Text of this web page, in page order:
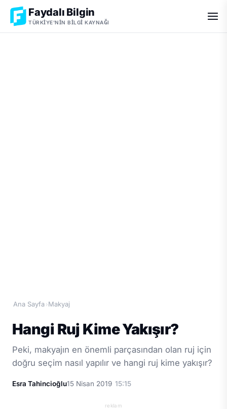
Faydalı Bilgin
TÜRKIYE'NIN BILGI KAYNAĞI
Ana Sayfa ›Makyaj
Hangi Ruj Kime Yakışır?
Peki, makyajın en önemli parçasından olan ruj için
doğru seçim nasıl yapılır ve hangi ruj kime yakışır?
Esra Tahincioğlu15 Nisan 2019 15:15
reklam